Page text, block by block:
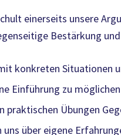
einerseits unsere
Bestärkung
konkreten Situationen
Einführung zu
praktischen Übungen
uns über eigene